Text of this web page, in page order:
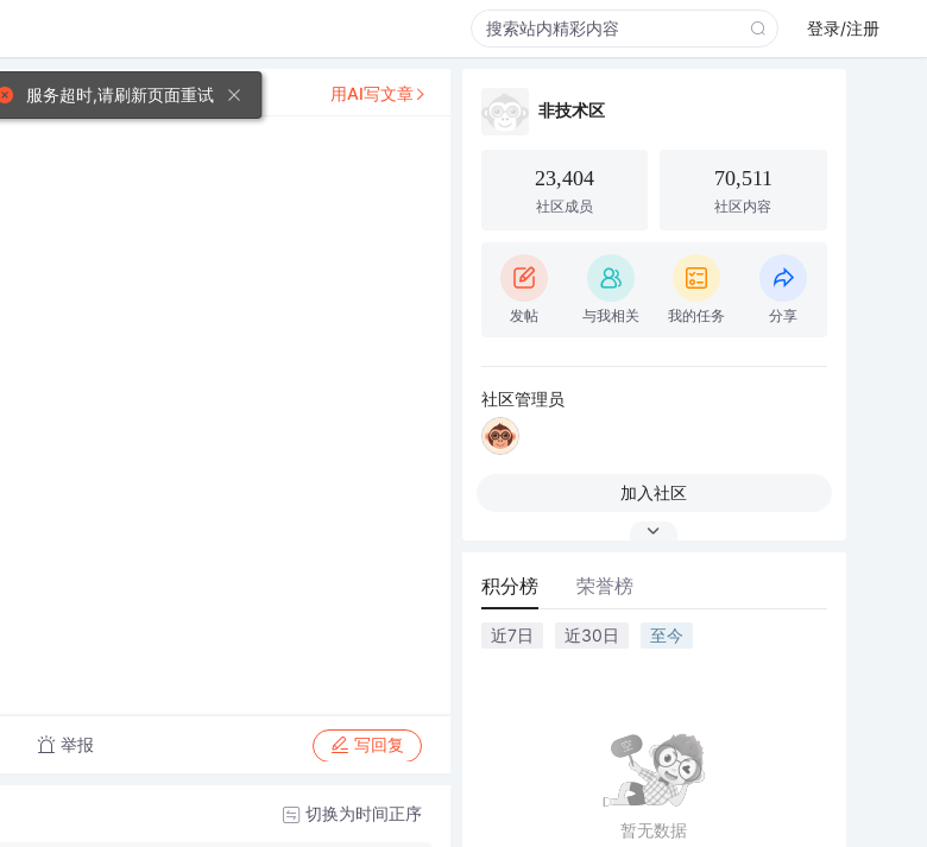
登录/注册
举报 写回复
用AI写文章
切换为时间正序
非技术区
23,404
社区成员
70,511
社区内容
发帖 与我相关 我的任务 分享
社区管理员
加入社区
积分榜 荣誉榜
近7日 近30日 至今
暂无数据
服务超时,请刷新页面重试